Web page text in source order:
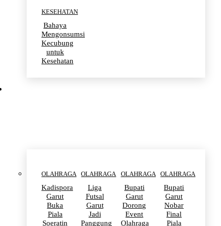
KESEHATAN
Bahaya
Mengonsumsi
Kecubung
untuk
Kesehatan
OLAHRAGA
Kadispora
Garut
Buka
Piala
Soeratin
OLAHRAGA
Liga
Futsal
Garut
Jadi
Panggung
OLAHRAGA
Bupati
Garut
Dorong
Event
Olahraga
OLAHRAGA
Bupati
Garut
Nobar
Final
Piala